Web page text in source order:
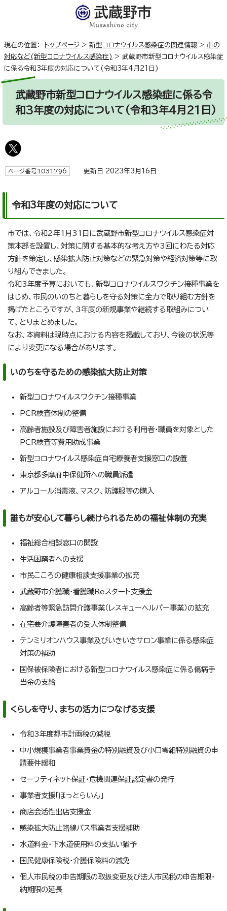
現在の位置： トップページ > 新型コロナウイルス感染症の関連情報 > 市の
対応など(新型コロナウイルス感染症) > 武蔵野市新型コロナウイルス感染症
に係る令和3年度の対応について(令和3年4月21日)
武蔵野市新型コロナウイルス感染症に係る令
和3年度の対応について(令和3年4月21日)
ページ番号1031796 更新日 2023年3月16日
令和3年度の対応について
市では、令和2年1月31日に武蔵野市新型コロナウイルス感染症対
策本部を設置し、対策に関する基本的な考え方や3回にわたる対応
方針を策定し、感染拡大防止対策などの緊急対策や経済対策等に取
り組んできました。
令和3年度予算においても、新型コロナウイルスワクチン接種事業を
はじめ、市民のいのちと暮らしを守る対策に全力で取り組む方針を
掲げたところですが、3年度の新規事業や継続する取組みについ
て、とりまとめました。
なお、本資料は現時点における内容を掲載しており、今後の状況等
により変更になる場合があります。
いのちを守るための感染拡大防止対策
新型コロナウイルスワクチン接種事業
PCR検査体制の整備
高齢者施設及び障害者施設における利用者・職員を対象とした
PCR検査等費用助成事業
新型コロナウイルス感染症自宅療養者支援窓口の設置
東京都多摩府中保健所への職員派遣
アルコール消毒液、マスク、防護服等の購入
誰もが安心して暮らし続けられるための福祉体制の充実
福祉総合相談窓口の開設
生活困窮者への支援
市民こころの健康相談支援事業の拡充
武蔵野市介護職・看護職Reスタート支援金
高齢者等緊急訪問介護事業（レスキューヘルパー事業）の拡充
在宅要介護障害者の受入体制整備
テンミリオンハウス事業及びいきいきサロン事業に係る感染症
対策の補助
国保被保険者における新型コロナウイルス感染症に係る傷病手
当金の支給
くらしを守り、まちの活力につなげる支援
令和3年度都市計画税の減税
中小規模事業者事業資金の特別融資及び小口零細特別融資の申
請要件緩和
セーフティネット保証・危機関連保証認定書の発行
事業者支援「ほっとらいん」
商店会活性出店支援金
感染拡大防止路線バス事業者支援補助
水道料金・下水道使用料の支払い猶予
国民健康保険税・介護保険料の減免
個人市民税の申告期限の取扱変更及び法人市民税の申告期限・
納期限の延長